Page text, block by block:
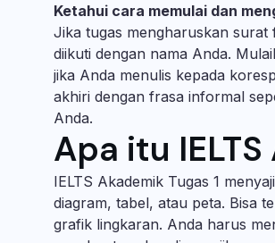
Ketahui cara memulai dan
Jika tugas mengharuskan surat
diikuti dengan nama Anda.
jika Anda menulis kepada
akhiri dengan frasa informal
Anda.
Apa itu
IELTS Akademik Tugas 1
diagram, tabel, atau peta. Bisa
grafik lingkaran. Anda harus